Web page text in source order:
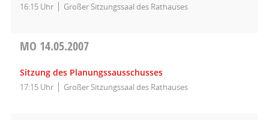
16:15 Uhr Großer Sitzungssaal des Rathauses
MO 14.05.2007
Sitzung des Planungssausschusses
17:15 Uhr Großer Sitzungssaal des Rathauses